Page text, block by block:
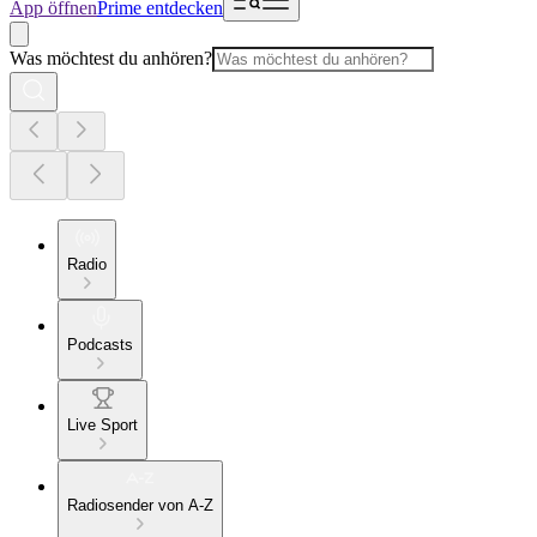
App öffnenPrime entdecken
Was möchtest du anhören?
Radio
Podcasts
Live Sport
Radiosender von A-Z